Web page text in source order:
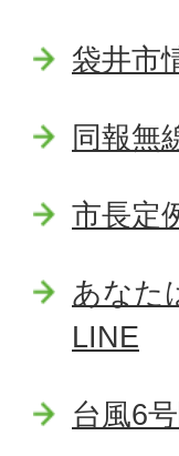
袋井市
同報無
市長定
あなた
LINE
台風6